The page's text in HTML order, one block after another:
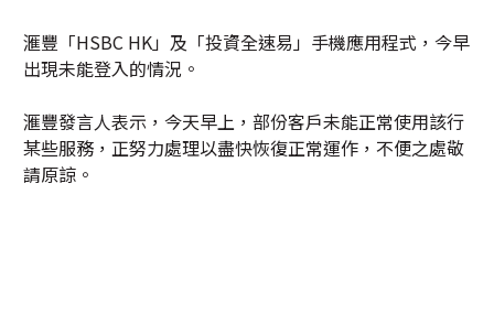
滙豐「HSBC HK」及「投資全速易」手機應用程式，今早
出現未能登入的情況。
滙豐發言人表示，今天早上，部份客戶未能正常使用該行
某些服務，正努力處理以盡快恢復正常運作，不便之處敬
請原諒。